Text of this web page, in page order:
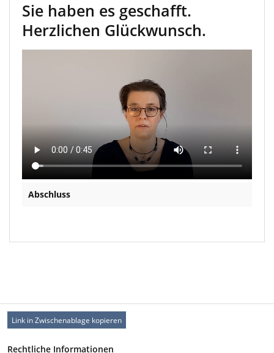
Sie haben es geschafft.
Herzlichen Glückwunsch.
Abschluss
Link in Zwischenablage kopieren
Rechtliche Informationen